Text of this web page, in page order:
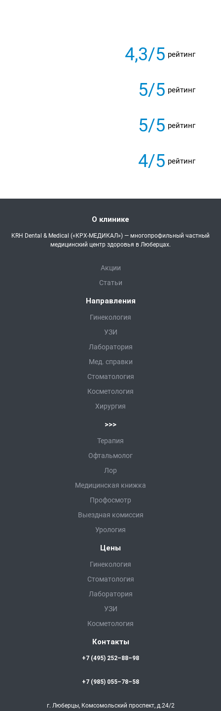
4,3/5 рейтинг
5/5 рейтинг
5/5 рейтинг
4/5 рейтинг
О клинике
KRH Dental & Medical («КРХ-МЕДИКАЛ») — многопрофильный частный
медицинский центр здоровья в Люберцах.
Акции
Статьи
Направления
Гинекология
УЗИ
Лаборатория
Мед. справки
Стоматология
Косметология
Хирургия
>>>
Терапия
Офтальмолог
Лор
Медицинская книжка
Профосмотр
Выездная комиссия
Урология
Цены
Гинекология
Стоматология
Лаборатория
УЗИ
Косметология
Контакты
+7 (495) 252–88–98
+7 (985) 055–78–58
г. Люберцы, Комсомольский проспект, д.24/2